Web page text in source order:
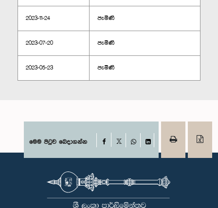
2023-11-24 පැමිණි
2023-07-20 පැමිණි
2023-05-23 පැමිණි
මෙම පිටුව බෙදාගන්න Facebook
WhatsAppLinkedIn